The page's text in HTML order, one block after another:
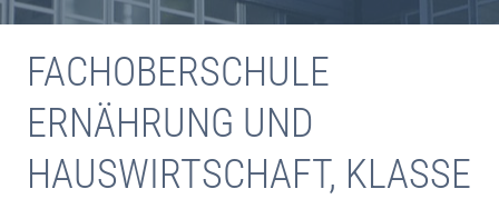
FACHOBERSCHULE
ERNÄHRUNG UND
HAUSWIRTSCHAFT, KLASSE